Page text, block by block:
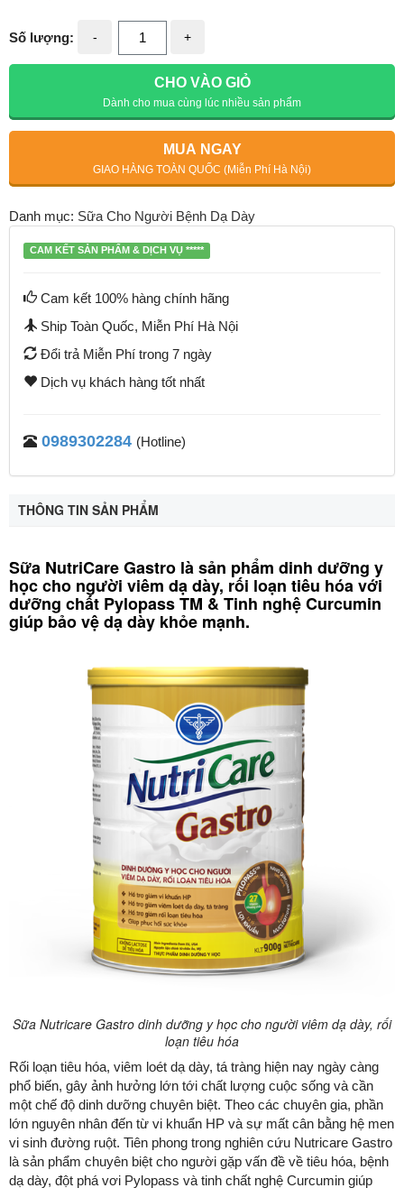
Số lượng: - +
CHO VÀO GIỎ
Dành cho mua cùng lúc nhiều sản phẩm
MUA NGAY
GIAO HÀNG TOÀN QUỐC (Miễn Phí Hà Nội)
Danh mục: Sữa Cho Người Bệnh Dạ Dày
CAM KẾT SẢN PHẨM & DỊCH VỤ *****
Cam kết 100% hàng chính hãng
Ship Toàn Quốc, Miễn Phí Hà Nội
Đổi trả Miễn Phí trong 7 ngày
Dịch vụ khách hàng tốt nhất
0989302284 (Hotline)
THÔNG TIN SẢN PHẨM
Sữa NutriCare Gastro là sản phẩm dinh dưỡng y
học cho người viêm dạ dày, rối loạn tiêu hóa với
dưỡng chất Pylopass TM & Tinh nghệ Curcumin
giúp bảo vệ dạ dày khỏe mạnh.
Sữa Nutricare Gastro dinh dưỡng y học cho người viêm dạ dày, rối
loạn tiêu hóa
Rối loạn tiêu hóa, viêm loét dạ dày, tá tràng hiện nay ngày càng
phổ biến, gây ảnh hưởng lớn tới chất lượng cuộc sống và cần
một chế độ dinh dưỡng chuyên biệt. Theo các chuyên gia, phần
lớn nguyên nhân đến từ vi khuẩn HP và sự mất cân bằng hệ men
vi sinh đường ruột. Tiên phong trong nghiên cứu Nutricare Gastro
là sản phẩm chuyên biệt cho người gặp vấn đề về tiêu hóa, bệnh
dạ dày, đột phá vơi Pylopass và tinh chất nghệ Curcumin giúp